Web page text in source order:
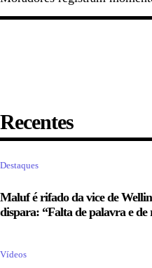
Recentes
Destaques
Maluf é rifado da vice de
dispara: “Falta de palavra e de
Vídeos